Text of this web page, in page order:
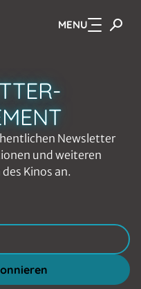
MENU
Newsletter
und weiteren
Kinos an.